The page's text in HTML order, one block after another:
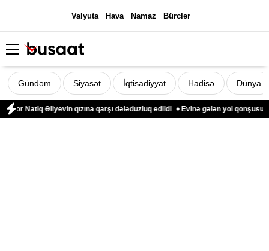
Valyuta Hava Namaz Bürclər
Gündəm Siyasət İqtisadiyyat Hadisə Dünya
Natiq Əliyevin qızına qarşı dələduzluq edildi Evinə gələn yol qonşusu